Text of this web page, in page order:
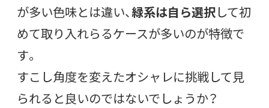
が多い色味とは違い、緑系は自ら選択して初
めて取り入れらるケースが多いのが特徴で
す。
すこし角度を変えたオシャレに挑戦して見
られると良いのではないでしょうか？